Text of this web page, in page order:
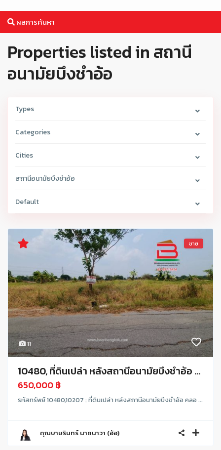
ผลการค้นหา
Properties listed in สถานี
อนามัยบึงชำอ้อ
Types
Categories
Cities
สถานีอนามัยบึงชำอ้อ
Default
11
ขาย
10480, ที่ดินเปล่า หลังสถานีอนามัยบึงชำอ้อ ...
650,000 ฿
รหัสทรัพย์ 10480,10207 : ที่ดินเปล่า หลังสถานีอนามัยบึงชำอ้อ คลอ ...
คุณษาษรินทร์ นาคนาวา (อ้อ)